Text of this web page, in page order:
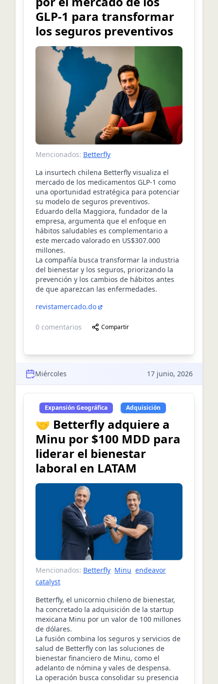
GLP-1 para transformar
los seguros preventivos
Mencionados: Betterfly
La insurtech chilena Betterfly visualiza el
mercado de los medicamentos GLP-1 como
una oportunidad estratégica para potenciar
su modelo de seguros preventivos.
Eduardo della Maggiora, fundador de la
empresa, argumenta que el enfoque en
hábitos saludables es complementario a
este mercado valorado en US$307.000
millones.
La compañía busca transformar la industria
del bienestar y los seguros, priorizando la
prevención y los cambios de hábitos antes
de que aparezcan las enfermedades.
revistamercado.do
0 comentarios Compartir
Miércoles 17 junio, 2026
Expansión Geográfica Adquisición
🤝 Betterfly adquiere a
Minu por $100 MDD para
liderar el bienestar
laboral en LATAM
Mencionados: Betterfly Minu endeavor
catalyst
Betterfly, el unicornio chileno de bienestar,
ha concretado la adquisición de la startup
mexicana Minu por un valor de 100 millones
de dólares.
La fusión combina los seguros y servicios de
salud de Betterfly con las soluciones de
bienestar financiero de Minu, como el
adelanto de nómina y vales de despensa.
La operación busca consolidar su presencia